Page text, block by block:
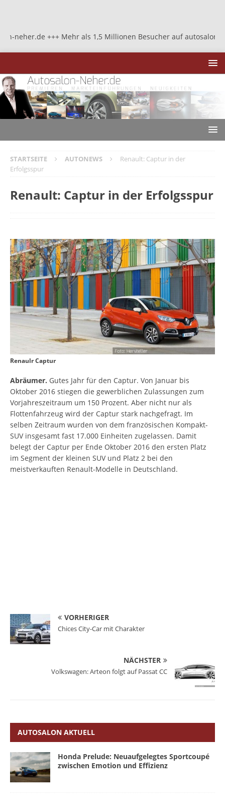
+++ Mehr als 1,5 Millionen Besucher auf autosalon-
STARTSEITE AUTONEWS
Renault: Captur in der
Erfolgsspur
Renault: Captur in der Erfolgsspur
Renaulr Captur
Abräumer. Gutes Jahr für den Captur. Von Januar bis
Oktober 2016 stiegen die gewerblichen Zulassungen zum
Vorjahreszeitraum um 150 Prozent. Aber nicht nur als
Flottenfahrzeug wird der Captur stark nachgefragt. Im
selben Zeitraum wurden von dem französischen Kompakt-
SUV insgesamt fast 17.000 Einheiten zugelassen. Damit
belegt der Captur per Ende Oktober 2016 den ersten Platz
im Segment der kleinen SUV und Platz 2 bei den
meistverkauften Renault-Modelle in Deutschland.
VORHERIGER
Chices City-Car mit Charakter
NÄCHSTER
Volkswagen: Arteon folgt auf Passat CC
AUTOSALON AKTUELL
Honda Prelude: Neuaufgelegtes Sportcoupé
zwischen Emotion und Effizienz